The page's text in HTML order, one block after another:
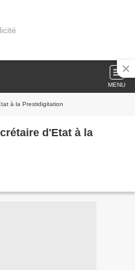
MENU
à la Prestidigitation
d'Etat à la